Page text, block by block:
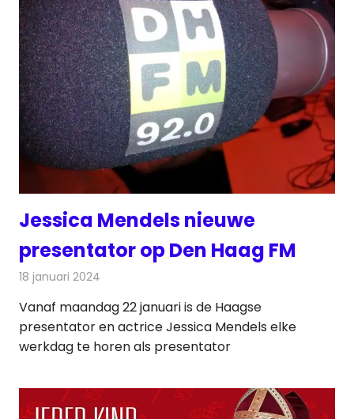
Jessica Mendels nieuwe
presentator op Den Haag FM
18 januari 2024
Vanaf maandag 22 januari is de Haagse
presentator en actrice Jessica Mendels elke
werkdag te horen als presentator